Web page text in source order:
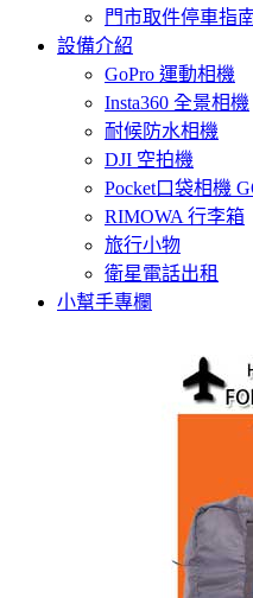
門市取件停車指
設備介紹
GoPro 運動相機
Insta360 全景相機
耐候防水相機
DJI 空拍機
Pocket口袋相機
RIMOWA 行李箱
旅行小物
衛星電話出租
小幫手專欄